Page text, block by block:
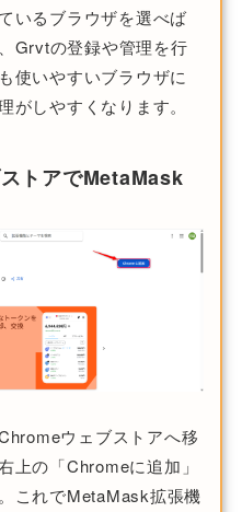
いるブラウザを選べば
Grvtの登録や管理を行
使いやすいブラウザに
がしやすくなります。
トアでMetaMask
ウェブストアへ移
上の「Chromeに追加」
これでMetaMask拡張機